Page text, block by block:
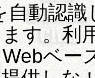
自動認
す。利
ベー